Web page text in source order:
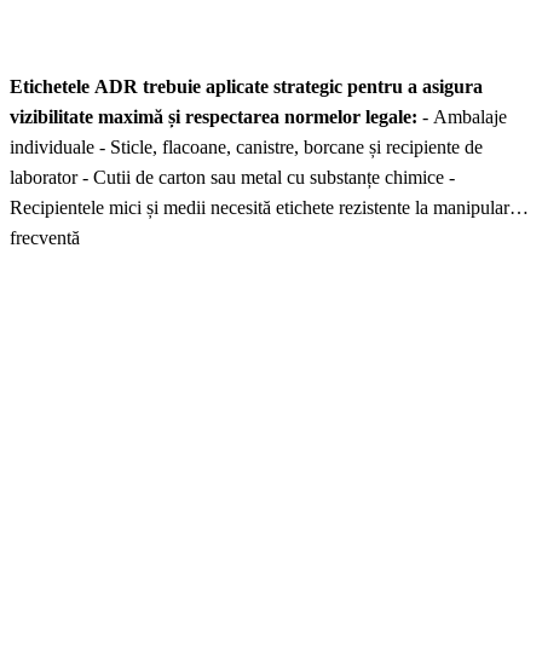
Etichetele ADR trebuie aplicate strategic pentru a asigura
vizibilitate maximă și respectarea normelor legale: - Ambalaje
individuale - Sticle, flacoane, canistre, borcane și recipiente de
laborator - Cutii de carton sau metal cu substanțe chimice -
Recipientele mici și medii necesită etichete rezistente la manipulare
frecventă